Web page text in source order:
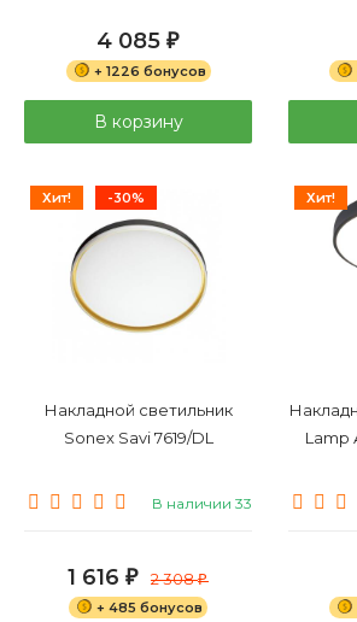
4 085 ₽
+ 1226 бонусов
В корзину
Хит! -30%
Накладной светильник
Sonex Savi 7619/DL
В наличии 33
1 616 ₽ 2 308₽
+ 485 бонусов
Хит!
Lamp